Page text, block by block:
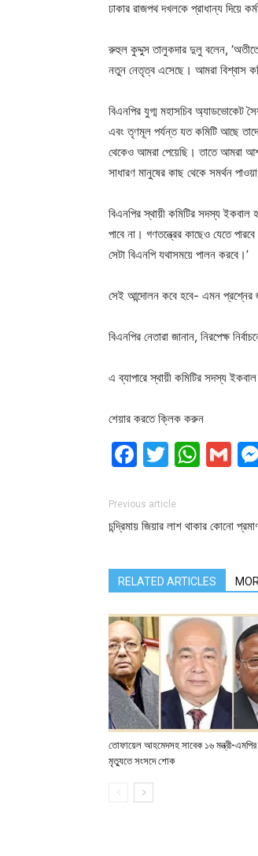
ঢাকার রাজপথ দখলকে প্রাধান্য দিয়ে
রুহুল কুদ্দুস তালুকদার দুলু বলেন,
নতুন নেতৃত্ব এসেছে। আমরা বিশ্বাস
বিএনপির যুগ্ম মহাসচিব অ্যাডভোকেট
এবং তৃণমূল পর্যন্ত যত কমিটি আছে
থেকেও আমরা পেয়েছি। তাতে আমরা
সাধারণ মানুষের কাছ থেকে সমর্থন
বিএনপির স্থায়ী কমিটির সদস্য
পাবে না। গণতন্ত্রের কাছেও যেতে
সেটা বিএনপি যথাসময়ে পালন করবে।’
সেই আন্দোলন কবে হবে- এমন প্রশ্নের
বিএনপির নেতারা জানান, নিরপেক্ষ
এ ব্যাপারে স্থায়ী কমিটির সদস্য
শেয়ার করতে ক্লিক করুন
Facebook
Twitter
Previous article
চন্দ্রিমায় জিয়ার লাশ থাকার কোনো
RELATED ARTICLES
তোফায়েল আহমেদসহ সাবেক ১৬ মন্ত্রী-এমপির
মৃত্যুতে সংসদে শোক